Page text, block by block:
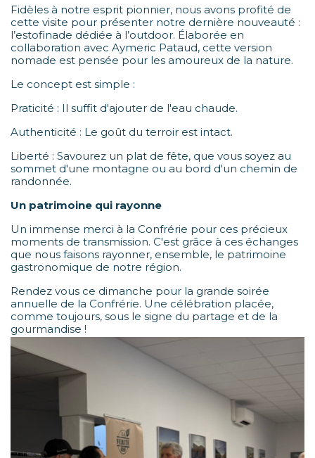
Fidèles à notre esprit pionnier, nous avons profité de
cette visite pour présenter notre dernière nouveauté :
l’estofinade dédiée à l’outdoor. Élaborée en
collaboration avec Aymeric Pataud, cette version
nomade est pensée pour les amoureux de la nature.
Le concept est simple :
Praticité : Il suffit d'ajouter de l'eau chaude.
Authenticité : Le goût du terroir est intact.
Liberté : Savourez un plat de fête, que vous soyez au
sommet d'une montagne ou au bord d'un chemin de
randonnée.
Un patrimoine qui rayonne
Un immense merci à la Confrérie pour ces précieux
moments de transmission. C'est grâce à ces échanges
que nous faisons rayonner, ensemble, le patrimoine
gastronomique de notre région.
Rendez vous ce dimanche pour la grande soirée
annuelle de la Confrérie. Une célébration placée,
comme toujours, sous le signe du partage et de la
gourmandise !